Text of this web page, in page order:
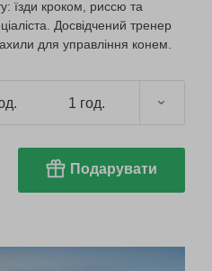
їзди кроком, риссю та
Досвідчений тренер
для управління конем.
1 год.
Подарувати